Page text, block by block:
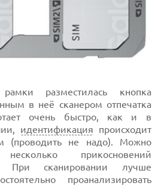
разместилась кнопка
в неё сканером отпечатка
очень быстро, как и в
идентификация происходит
(проводить не надо). Можно
несколько прикосновений
При сканировании лучше
проанализировать